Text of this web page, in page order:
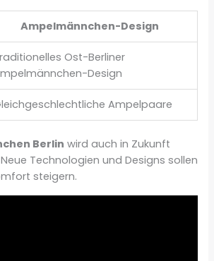
Ampelmännchen-Design
Ost-Berliner
Design
Ampelpaare
Berlin wird auch in Zukunft
Technologien und Designs sollen
steigern.